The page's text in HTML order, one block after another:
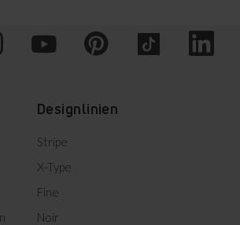
Herunterladen
Designlinien
Stripe
X-Type
Fine
Noir